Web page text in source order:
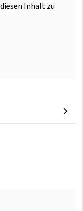
Inhalt zu